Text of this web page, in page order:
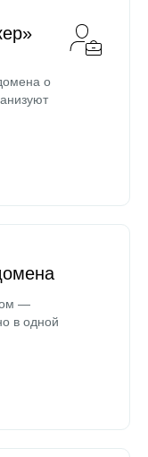
о
—
в одной